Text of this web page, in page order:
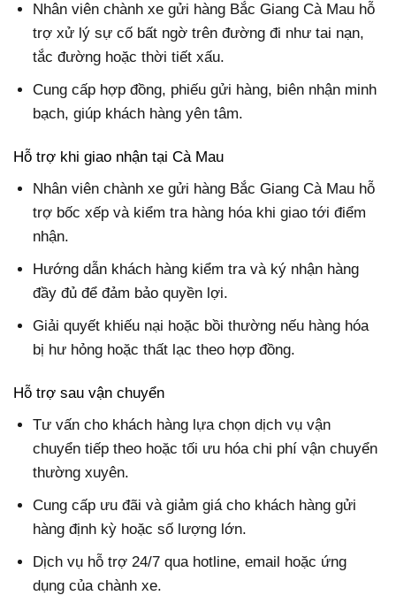
Nhân viên chành xe gửi hàng Bắc Giang Cà Mau hỗ
trợ xử lý sự cố bất ngờ trên đường đi như tai nạn,
tắc đường hoặc thời tiết xấu.
Cung cấp hợp đồng, phiếu gửi hàng, biên nhận minh
bạch, giúp khách hàng yên tâm.
Hỗ trợ khi giao nhận tại Cà Mau
Nhân viên chành xe gửi hàng Bắc Giang Cà Mau hỗ
trợ bốc xếp và kiểm tra hàng hóa khi giao tới điểm
nhận.
Hướng dẫn khách hàng kiểm tra và ký nhận hàng
đầy đủ để đảm bảo quyền lợi.
Giải quyết khiếu nại hoặc bồi thường nếu hàng hóa
bị hư hỏng hoặc thất lạc theo hợp đồng.
Hỗ trợ sau vận chuyển
Tư vấn cho khách hàng lựa chọn dịch vụ vận
chuyển tiếp theo hoặc tối ưu hóa chi phí vận chuyển
thường xuyên.
Cung cấp ưu đãi và giảm giá cho khách hàng gửi
hàng định kỳ hoặc số lượng lớn.
Dịch vụ hỗ trợ 24/7 qua hotline, email hoặc ứng
dụng của chành xe.